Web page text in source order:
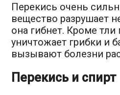
Перекись очень
вещество разрушает
она гибнет. Кроме
уничтожает грибки и
вызывают болезни
Перекись и спирт